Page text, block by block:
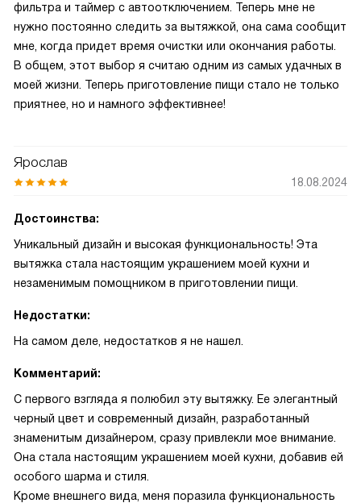
фильтра и таймер с автоотключением. Теперь мне не
нужно постоянно следить за вытяжкой, она сама сообщит
мне, когда придет время очистки или окончания работы.
В общем, этот выбор я считаю одним из самых удачных в
моей жизни. Теперь приготовление пищи стало не только
приятнее, но и намного эффективнее!
Ярослав
18.08.2024
Достоинства:
Уникальный дизайн и высокая функциональность! Эта
вытяжка стала настоящим украшением моей кухни и
незаменимым помощником в приготовлении пищи.
Недостатки:
На самом деле, недостатков я не нашел.
Комментарий:
С первого взгляда я полюбил эту вытяжку. Ее элегантный
черный цвет и современный дизайн, разработанный
знаменитым дизайнером, сразу привлекли мое внимание.
Она стала настоящим украшением моей кухни, добавив ей
особого шарма и стиля.
Кроме внешнего вида, меня поразила функциональность